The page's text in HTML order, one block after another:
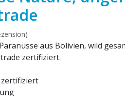
aus Bolivien, wild
zertifiziert.